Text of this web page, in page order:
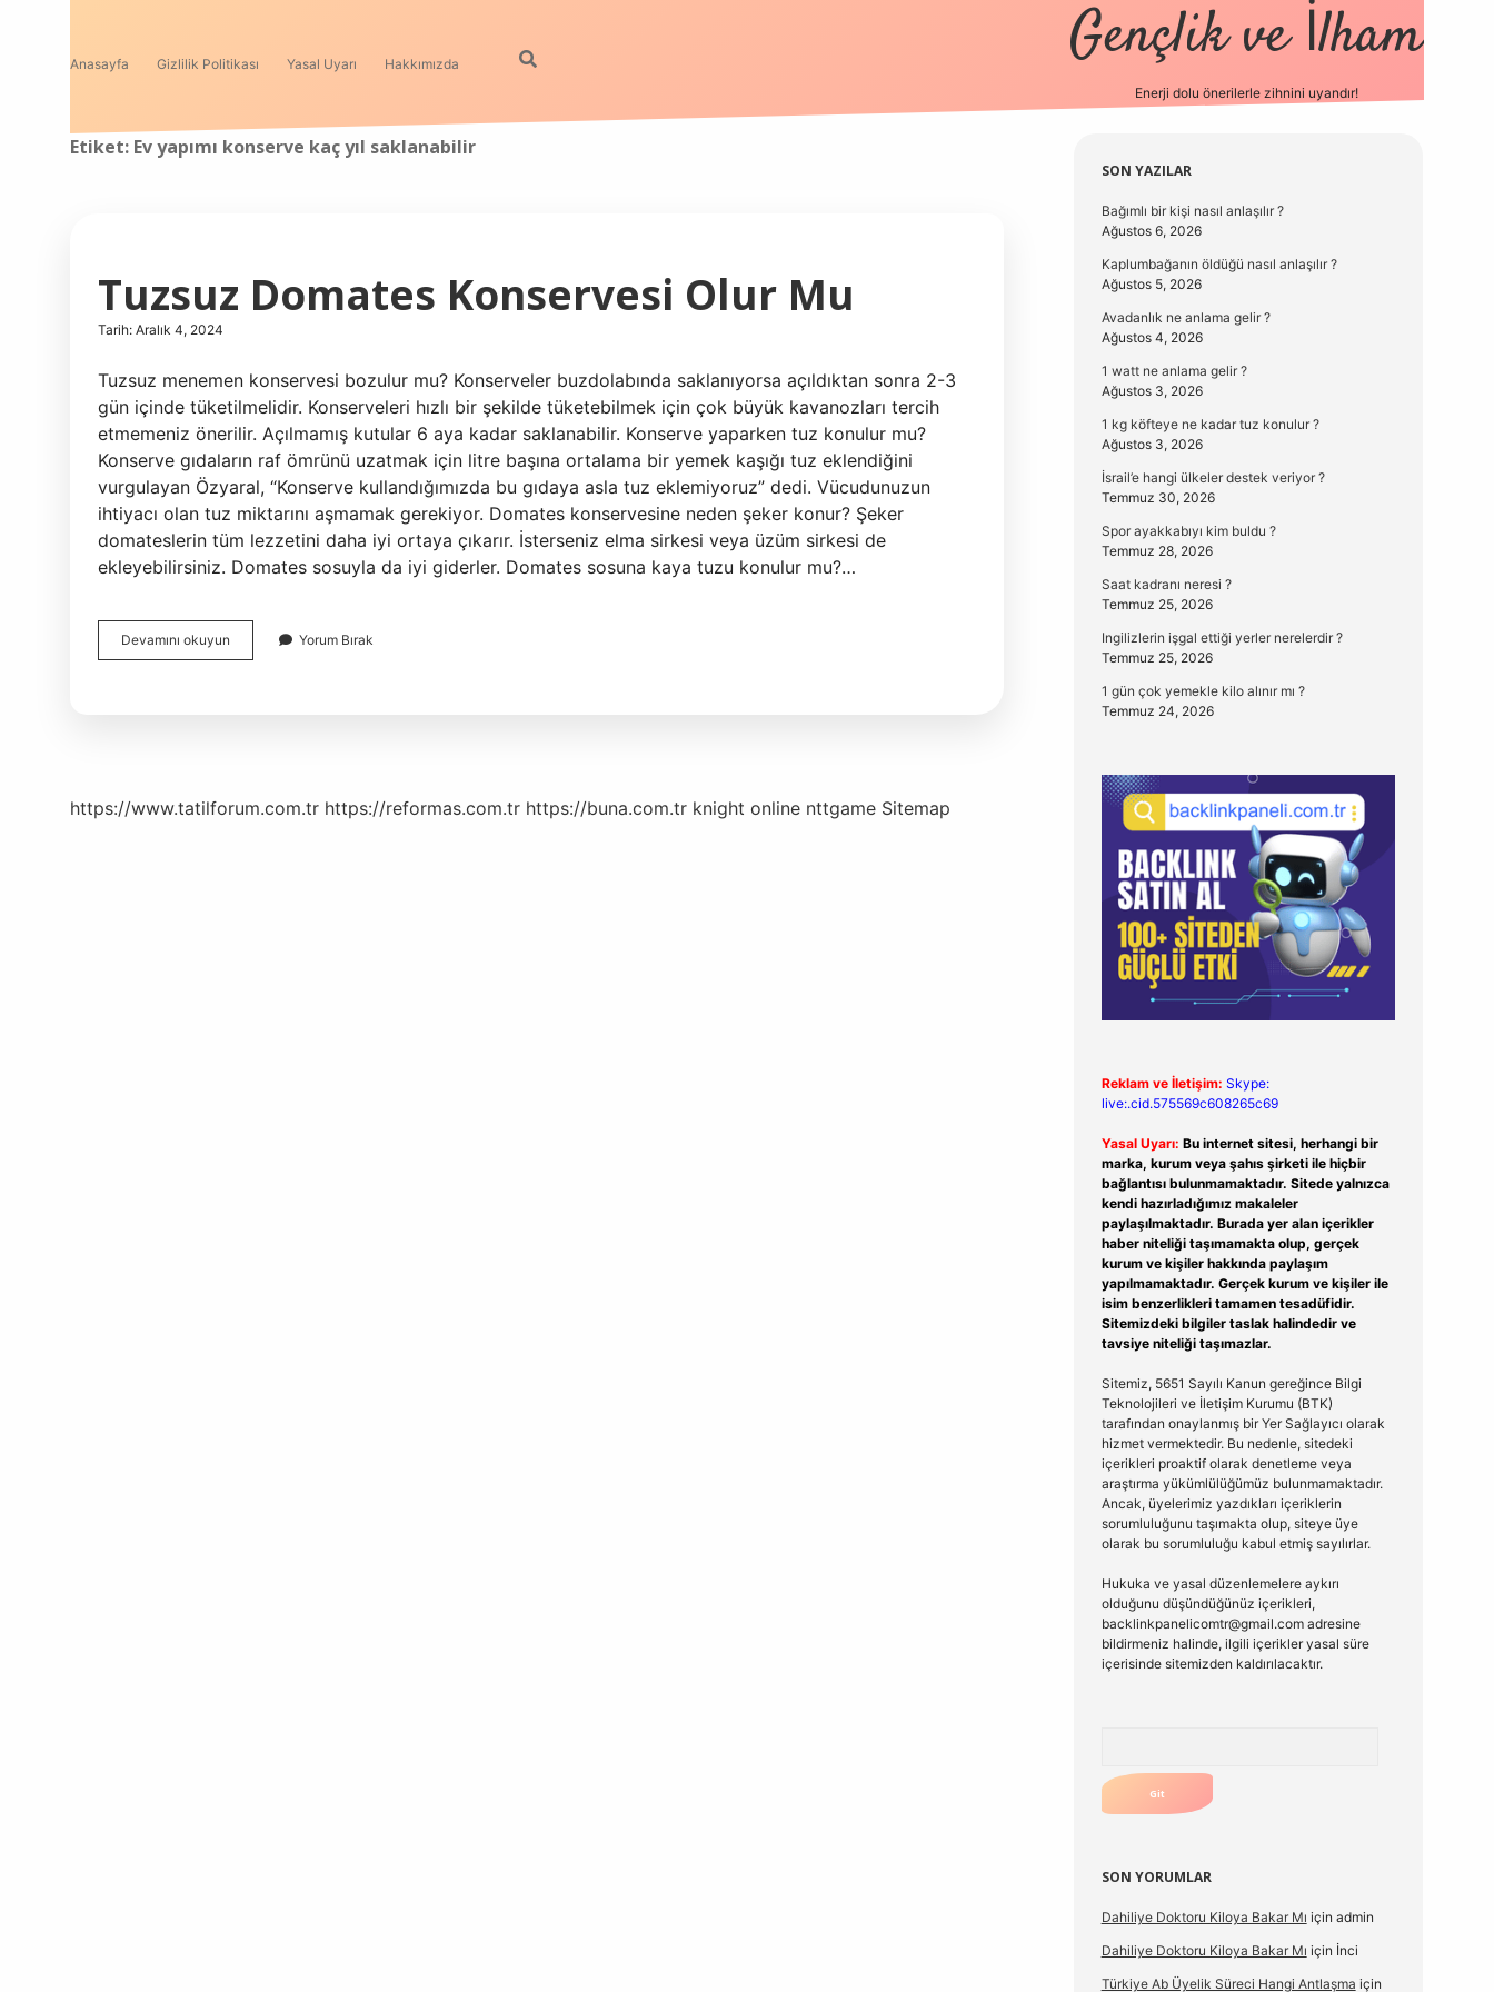
Anasayfa Gizlilik Politikası Yasal Uyarı Hakkımızda Gençlik ve İlham
Enerji dolu önerilerle zihnini uyandır!
Etiket: Ev yapımı konserve kaç yıl saklanabilir
Tuzsuz Domates Konservesi Olur Mu
Tarih: Aralık 4, 2024
Tuzsuz menemen konservesi bozulur mu? Konserveler buzdolabında saklanıyorsa açıldıktan sonra 2-3
gün içinde tüketilmelidir. Konserveleri hızlı bir şekilde tüketebilmek için çok büyük kavanozları tercih
etmemeniz önerilir. Açılmamış kutular 6 aya kadar saklanabilir. Konserve yaparken tuz konulur mu?
Konserve gıdaların raf ömrünü uzatmak için litre başına ortalama bir yemek kaşığı tuz eklendiğini
vurgulayan Özyaral, “Konserve kullandığımızda bu gıdaya asla tuz eklemiyoruz” dedi. Vücudunuzun
ihtiyacı olan tuz miktarını aşmamak gerekiyor. Domates konservesine neden şeker konur? Şeker
domateslerin tüm lezzetini daha iyi ortaya çıkarır. İsterseniz elma sirkesi veya üzüm sirkesi de
ekleyebilirsiniz. Domates sosuyla da iyi giderler. Domates sosuna kaya tuzu konulur mu?…
Devamını okuyun
Domates
Yorum Bırak
https://www.tatilforum.com.tr https://reformas.com.tr https://buna.com.tr knight online nttgame Sitemap
Sidebar
SON YAZILAR
Bağımlı bir kişi nasıl anlaşılır ?
Ağustos 6, 2026
Kaplumbağanın öldüğü nasıl anlaşılır ?
Ağustos 5, 2026
Avadanlık ne anlama gelir ?
Ağustos 4, 2026
1 watt ne anlama gelir ?
Ağustos 3, 2026
1 kg köfteye ne kadar tuz konulur ?
Ağustos 3, 2026
İsrail’e hangi ülkeler destek veriyor ?
Temmuz 30, 2026
Spor ayakkabıyı kim buldu ?
Temmuz 28, 2026
Saat kadranı neresi ?
Temmuz 25, 2026
Ingilizlerin işgal ettiği yerler nerelerdir ?
Temmuz 25, 2026
1 gün çok yemekle kilo alınır mı ?
Temmuz 24, 2026
Reklam ve İletişim: Skype:
live:.cid.575569c608265c69
Yasal Uyarı: Bu internet sitesi, herhangi bir
marka, kurum veya şahıs şirketi ile hiçbir
bağlantısı bulunmamaktadır. Sitede yalnızca
kendi hazırladığımız makaleler
paylaşılmaktadır. Burada yer alan içerikler
haber niteliği taşımamakta olup, gerçek
kurum ve kişiler hakkında paylaşım
yapılmamaktadır. Gerçek kurum ve kişiler ile
isim benzerlikleri tamamen tesadüfidir.
Sitemizdeki bilgiler taslak halindedir ve
tavsiye niteliği taşımazlar.
Sitemiz, 5651 Sayılı Kanun gereğince Bilgi
Teknolojileri ve İletişim Kurumu (BTK)
tarafından onaylanmış bir Yer Sağlayıcı olarak
hizmet vermektedir. Bu nedenle, sitedeki
içerikleri proaktif olarak denetleme veya
araştırma yükümlülüğümüz bulunmamaktadır.
Ancak, üyelerimiz yazdıkları içeriklerin
sorumluluğunu taşımakta olup, siteye üye
olarak bu sorumluluğu kabul etmiş sayılırlar.
Hukuka ve yasal düzenlemelere aykırı
olduğunu düşündüğünüz içerikleri,
backlinkpanelicomtr@gmail.comadresine
bildirmeniz halinde, ilgili içerikler yasal süre
içerisinde sitemizden kaldırılacaktır.
SON YORUMLAR
Dahiliye Doktoru Kiloya Bakar Mı için admin
Dahiliye Doktoru Kiloya Bakar Mı için İnci
Türkiye Ab Üyelik Süreci Hangi Antlaşma için